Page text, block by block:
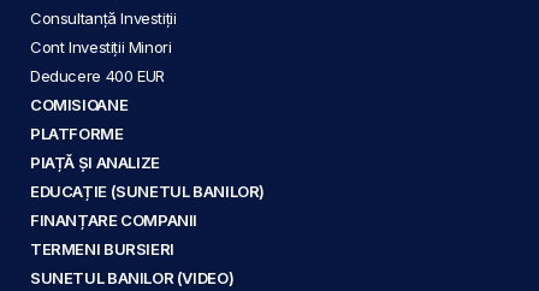
Consultanță Investiții
Cont Investiții Minori
Deducere 400 EUR
COMISIOANE
PLATFORME
PIAȚĂ ȘI ANALIZE
EDUCAȚIE (SUNETUL BANILOR)
FINANȚARE COMPANII
TERMENI BURSIERI
SUNETUL BANILOR (VIDEO)